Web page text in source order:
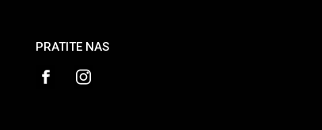
PRATITE NAS